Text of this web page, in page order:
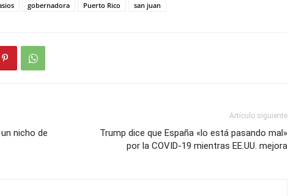
gobernadora Puerto Rico san juan
nicho de
Artículo siguiente
Trump dice que España «lo está pasando mal»
por la COVID-19 mientras EE.UU. mejora